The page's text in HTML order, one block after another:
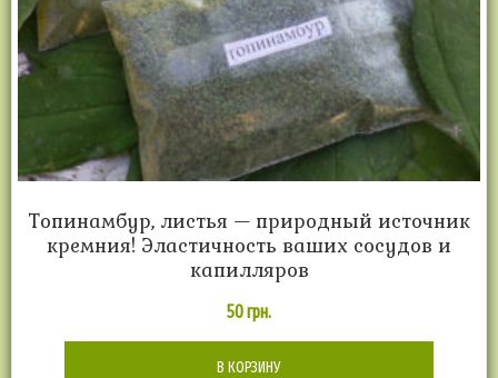
Топинамбур, листья — природный источник
кремния! Эластичность ваших сосудов и
капилляров
50грн.
В КОРЗИНУ